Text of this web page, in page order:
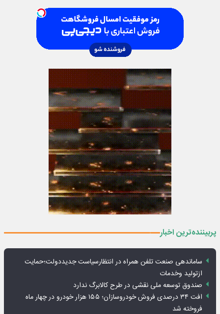
پربیننده‌ترین اخبار
ساماندهی صنعت تلفن همراه در انتظارسیاست جدیددولت؛حمایت
ازتولید وخدمات
صندوق توسعه ملی نقشی در طرح کالابرگ ندارد
افت ۳۴ درصدی فروش خودروسازان؛ ۱۵۵ هزار خودرو در چهار ماه
فروخته شد